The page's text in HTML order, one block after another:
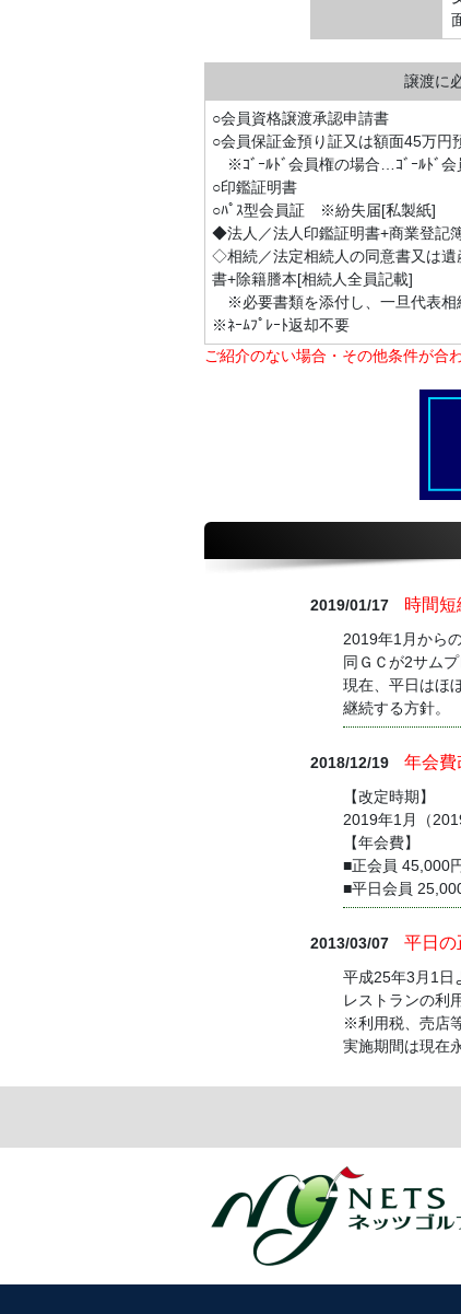
譲渡に
○会員資格譲渡承認申請書
○会員保証金預り証又は額面45万円
※ｺﾞｰﾙﾄﾞ会員権の場合…ｺﾞｰﾙﾄﾞ会
○印鑑証明書
○ﾊﾟｽ型会員証 ※紛失届[私製紙]
◆法人／法人印鑑証明書+商業登記
◇相続／法定相続人の同意書又は遺
書+除籍謄本[相続人全員記載]
※必要書類を添付し、一旦代表相
※ﾈｰﾑﾌﾟﾚｰﾄ返却不要
ご紹介のない場合・その他条件が合
2019/01/17 時間
2019年1月から
同ＧＣが2サム
現在、平日はほ
継続する方針。
2018/12/19 年会費
【改定時期】
2019年1月（
【年会費】
■正会員 45,000
■平日会員
2013/03/07 平日の
平成25年3月1日
レストランの利
※利用税、売店
実施期間は現在